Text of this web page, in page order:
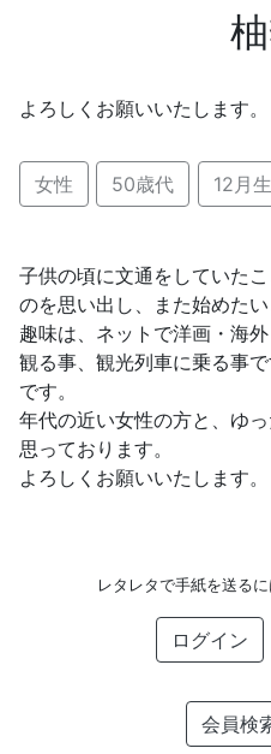
よろしくお願いいたします。
女性 50歳代 12月
子供の頃に文通をしていた
のを思い出し、また始めたい
趣味は、ネットで洋画・海
観る事、観光列車に乗る事
です。
年代の近い女性の方と、ゆ
思っております。
よろしくお願いいたします。
レタレタで手紙を送る
ログイン
会員検